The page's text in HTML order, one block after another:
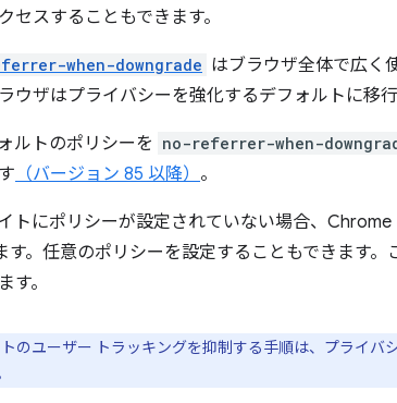
セスすることもできます。
when-downgrade はブラウザ全体で広く
ウザはプライバシーを強化するデフォルトに移
ルトのポリシーを no-referrer-when-
（バージョン 85 以降） 。
トにポリシーが設定されていない場合、Chrome
す。任意のポリシーを設定することもできます
す。
のユーザー トラッキングを抑制する手順は、プライバ